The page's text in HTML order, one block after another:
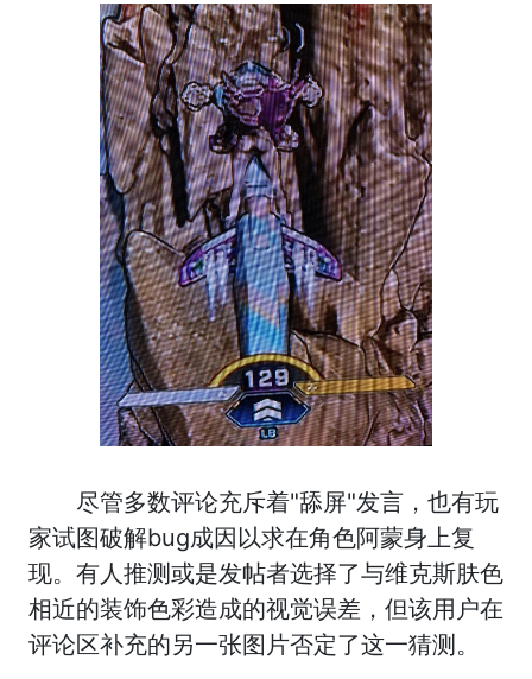
尽管多数评论充斥着"舔屏"发言，也有玩
家试图破解bug成因以求在角色阿蒙身上复
现。有人推测或是发帖者选择了与维克斯肤色
相近的装饰色彩造成的视觉误差，但该用户在
评论区补充的另一张图片否定了这一猜测。